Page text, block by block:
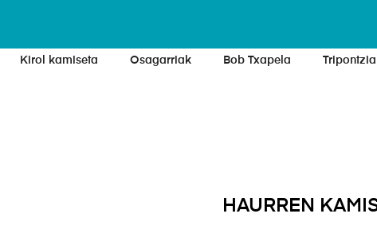
Kirol kamiseta Osagarriak Bob Txapela Tripontzia
HAURREN